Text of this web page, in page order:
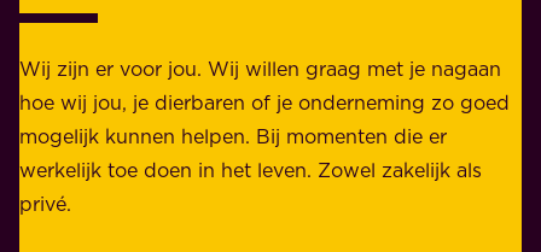
k
e
l
i
j
k
h
e
i
d
d
Wij zijn er voor jou. Wij willen graag met je nagaan
hoe wij jou, je dierbaren of je onderneming zo goed
mogelijk kunnen helpen. Bij momenten die er
werkelijk toe doen in het leven. Zowel zakelijk als
privé.